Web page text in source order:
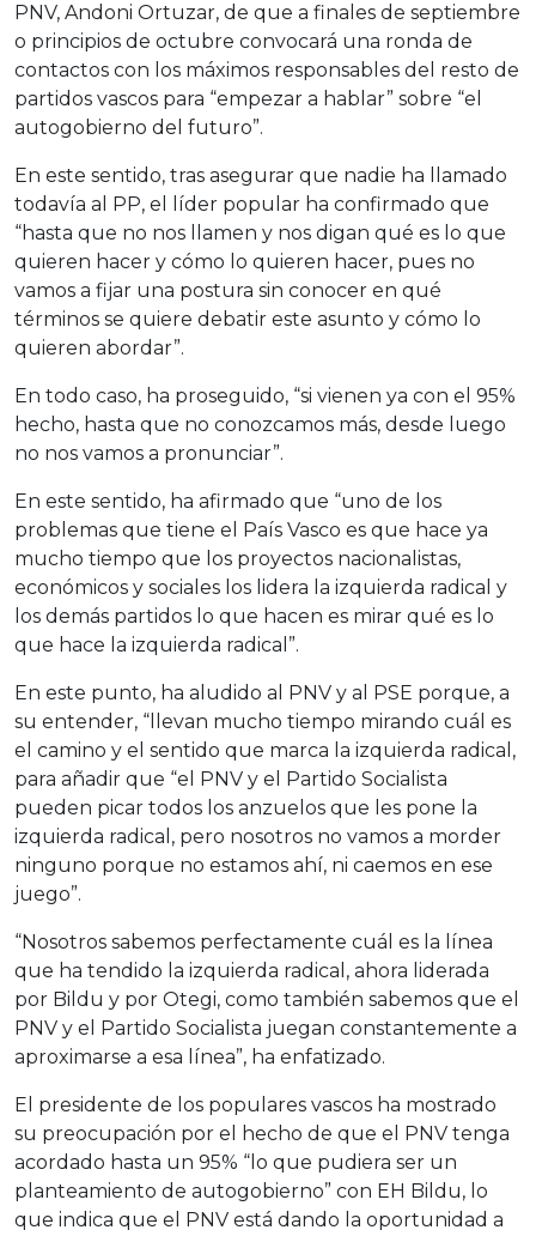
PNV, Andoni Ortuzar, de que a finales de septiembre
o principios de octubre convocará una ronda de
contactos con los máximos responsables del resto de
partidos vascos para “empezar a hablar” sobre “el
autogobierno del futuro”.
En este sentido, tras asegurar que nadie ha llamado
todavía al PP, el líder popular ha confirmado que
“hasta que no nos llamen y nos digan qué es lo que
quieren hacer y cómo lo quieren hacer, pues no
vamos a fijar una postura sin conocer en qué
términos se quiere debatir este asunto y cómo lo
quieren abordar”.
En todo caso, ha proseguido, “si vienen ya con el 95%
hecho, hasta que no conozcamos más, desde luego
no nos vamos a pronunciar”.
En este sentido, ha afirmado que “uno de los
problemas que tiene el País Vasco es que hace ya
mucho tiempo que los proyectos nacionalistas,
económicos y sociales los lidera la izquierda radical y
los demás partidos lo que hacen es mirar qué es lo
que hace la izquierda radical”.
En este punto, ha aludido al PNV y al PSE porque, a
su entender, “llevan mucho tiempo mirando cuál es
el camino y el sentido que marca la izquierda radical,
para añadir que “el PNV y el Partido Socialista
pueden picar todos los anzuelos que les pone la
izquierda radical, pero nosotros no vamos a morder
ninguno porque no estamos ahí, ni caemos en ese
juego”.
“Nosotros sabemos perfectamente cuál es la línea
que ha tendido la izquierda radical, ahora liderada
por Bildu y por Otegi, como también sabemos que el
PNV y el Partido Socialista juegan constantemente a
aproximarse a esa línea”, ha enfatizado.
El presidente de los populares vascos ha mostrado
su preocupación por el hecho de que el PNV tenga
acordado hasta un 95% “lo que pudiera ser un
planteamiento de autogobierno” con EH Bildu, lo
que indica que el PNV está dando la oportunidad a